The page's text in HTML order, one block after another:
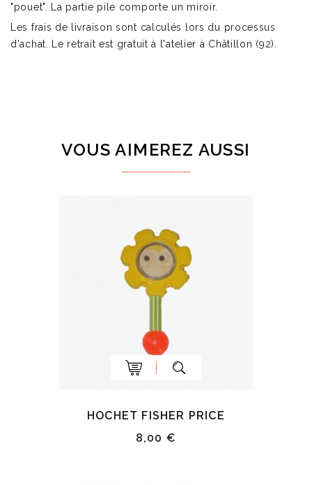
"pouet". La partie pile comporte un miroir.
Les frais de livraison sont calculés lors du processus
d'achat. Le retrait est gratuit à l'atelier à Châtillon (92).
VOUS AIMEREZ AUSSI
HOCHET FISHER PRICE
8,00 €